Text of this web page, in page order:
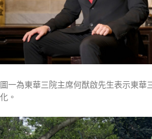
圖一為東華三院主席何猷啟先生表示東華
化。